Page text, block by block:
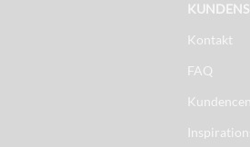
Kontakt
FAQ